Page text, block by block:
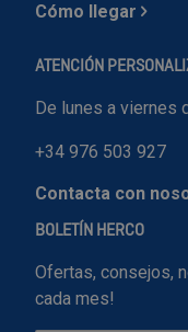
Cómo llegar
ATENCIÓN
De lunes a viernes
+34 976 503 927
Contacta con
BOLETÍN HERCO
Ofertas, consejos,
cada mes!
Outlet Utillajes y
Outlet Ventilación y